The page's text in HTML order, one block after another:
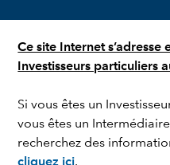
Ce site Internet s’adresse
Investisseurs particuliers
Si vous êtes un
vous êtes un
recherchez des
cliquez ici.
avec vos